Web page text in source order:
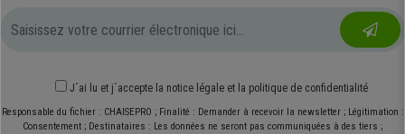
J´ai lu et j´accepte la notice légale et la politique de confidentialité
Responsable du fichier : CHAISEPRO ; Finalité : Demander à recevoir la newsletter ; Légitimation :
Consentement ; Destinataires : Les données ne seront pas communiquées à des tiers ;